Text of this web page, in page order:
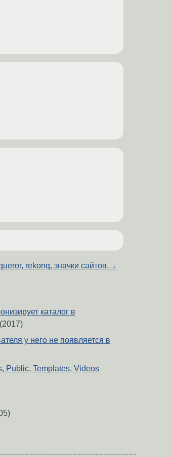
rekonq, значки сайтов. →
каталог в
(2017)
у него не появляется в
Public, Templates, Videos